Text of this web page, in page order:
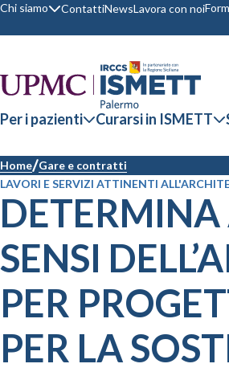
Chi siamo ContattiNewsLavora con noi
Per i pazienti Curarsi in ISMETT
Home Gare e contratti
LAVORI E SERVIZI ATTINENTI
SENSI
PER
PER LA